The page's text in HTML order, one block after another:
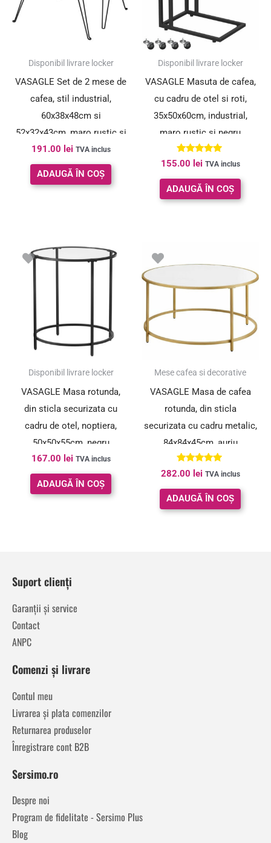
Disponibil livrare locker
VASAGLE Set de 2 mese de
cafea, stil industrial,
60x38x48cm si
52x32x43cm, maro rustic si
negru
191.00 lei TVA inclus
ADAUGĂ ÎN COȘ
Disponibil livrare locker
VASAGLE Masuta de cafea,
cu cadru de otel si roti,
35x50x60cm, industrial,
maro rustic si negru
Evaluat la
5.00
din 5
155.00 lei TVA inclus
ADAUGĂ ÎN COȘ
Disponibil livrare locker
VASAGLE Masa rotunda,
din sticla securizata cu
cadru de otel, noptiera,
50x50x55cm, negru
167.00 lei TVA inclus
ADAUGĂ ÎN COȘ
Mese cafea si decorative
VASAGLE Masa de cafea
rotunda, din sticla
securizata cu cadru metalic,
84x84x45cm, auriu
Evaluat la
5.00
din 5
282.00 lei TVA inclus
ADAUGĂ ÎN COȘ
Suport clienți
Garanții și service
Contact
ANPC
Comenzi și livrare
Contul meu
Livrarea și plata comenzilor
Returnarea produselor
Înregistrare cont B2B
Sersimo.ro
Despre noi
Program de fidelitate - Sersimo Plus
Blog